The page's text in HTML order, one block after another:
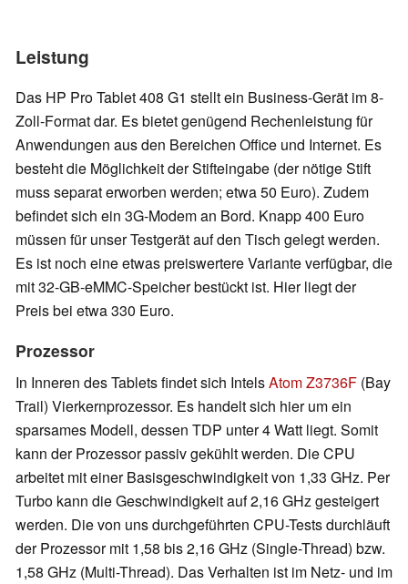
Leistung
Das HP Pro Tablet 408 G1 stellt ein Business-Gerät im 8-
Zoll-Format dar. Es bietet genügend Rechenleistung für
Anwendungen aus den Bereichen Office und Internet. Es
besteht die Möglichkeit der Stifteingabe (der nötige Stift
muss separat erworben werden; etwa 50 Euro). Zudem
befindet sich ein 3G-Modem an Bord. Knapp 400 Euro
müssen für unser Testgerät auf den Tisch gelegt werden.
Es ist noch eine etwas preiswertere Variante verfügbar, die
mit 32-GB-eMMC-Speicher bestückt ist. Hier liegt der
Preis bei etwa 330 Euro.
Prozessor
In Inneren des Tablets findet sich IntelsAtom Z3736F (Bay
Trail) Vierkernprozessor. Es handelt sich hier um ein
sparsames Modell, dessen TDP unter 4 Watt liegt. Somit
kann der Prozessor passiv gekühlt werden. Die CPU
arbeitet mit einer Basisgeschwindigkeit von 1,33 GHz. Per
Turbo kann die Geschwindigkeit auf 2,16 GHz gesteigert
werden. Die von uns durchgeführten CPU-Tests durchläuft
der Prozessor mit 1,58 bis 2,16 GHz (Single-Thread) bzw.
1,58 GHz (Multi-Thread). Das Verhalten ist im Netz- und im